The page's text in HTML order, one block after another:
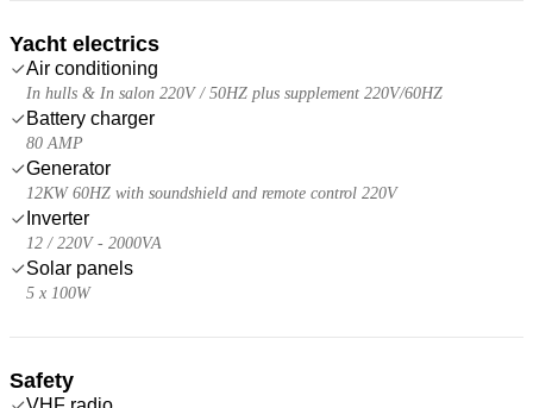
Yacht electrics
Air conditioning
In hulls & In salon 220V / 50HZ plus supplement 220V/60HZ
Battery charger
80 AMP
Generator
12KW 60HZ with soundshield and remote control 220V
Inverter
12 / 220V - 2000VA
Solar panels
5 x 100W
Safety